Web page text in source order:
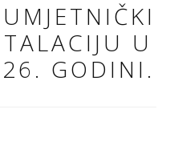
U
GODINI.